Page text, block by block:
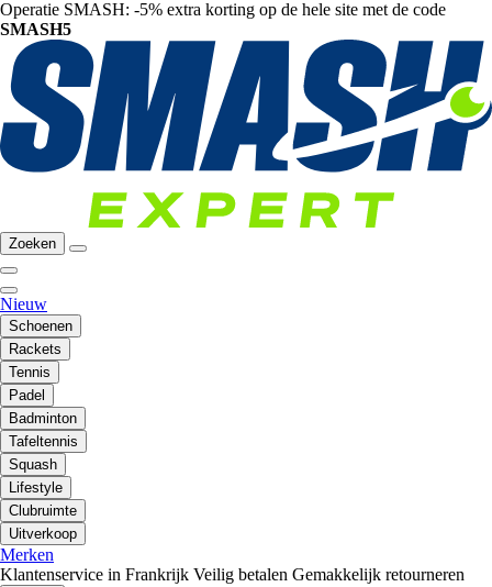
Operatie SMASH: -5% extra korting op de hele site met de code
SMASH5
Zoeken
Nieuw
Schoenen
Rackets
Tennis
Padel
Badminton
Tafeltennis
Squash
Lifestyle
Clubruimte
Uitverkoop
Merken
Klantenservice in Frankrijk Veilig betalen Gemakkelijk retourneren